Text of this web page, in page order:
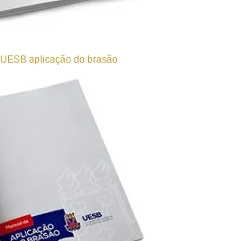
UESB aplicação do brasão